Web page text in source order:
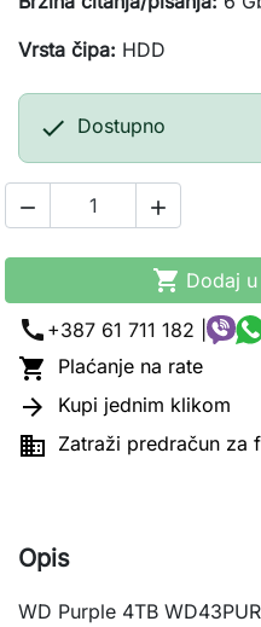
Vrsta čipa: HDD
 Dostupno
 
 Dodaj
call +387 61 711 182 |
 Plaćanje na rate
 Kupi jednim klikom
 Zatraži predračun za
Opis
WD Purple 4TB